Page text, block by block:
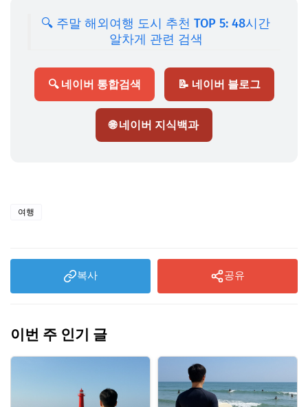
🔍 주말 해외여행 도시 추천 TOP 5: 48시간
알차게 관련 검색
🔍 네이버 통합검색 📝 네이버 블로그
🌐 네이버 지식백과
여행
복사 공유
이번 주 인기 글